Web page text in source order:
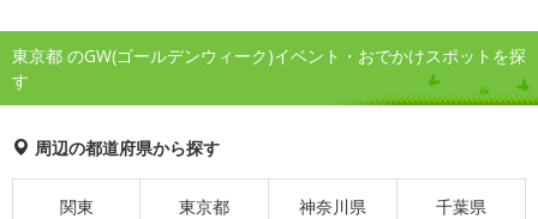
東京都 のGW(ゴールデンウィーク)イベント・おでかけスポットを探
す
周辺の都道府県から探す
関東 東京都 神奈川県 千葉県